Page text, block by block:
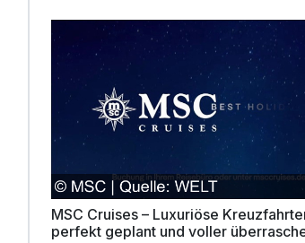
MSC Cruises – Luxuriöse
perfekt geplant und voller